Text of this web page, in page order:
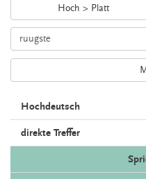
Hoch > Platt
Hochdeutsch
direkte Treffer